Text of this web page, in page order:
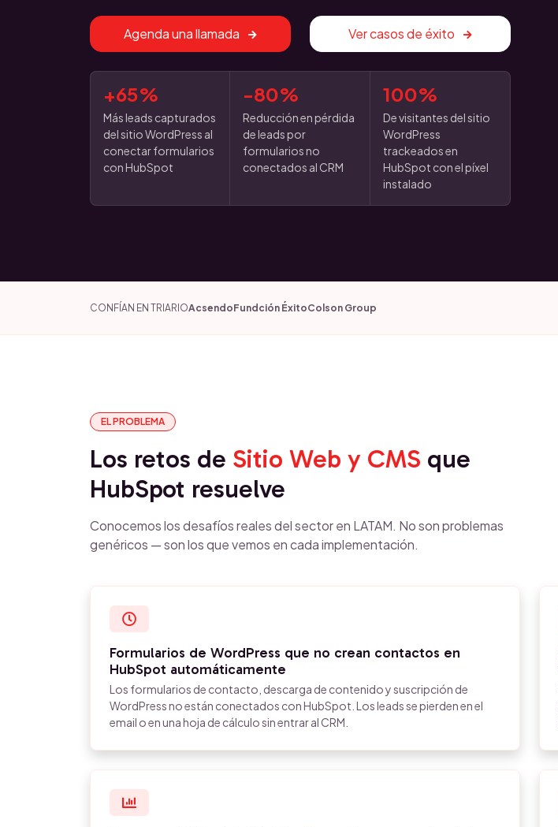
Agenda una llamada Ver casos de éxito
+65%
Más leads capturados
del sitio WordPress al
conectar formularios
con HubSpot
-80%
Reducción en pérdida
de leads por
formularios no
conectados al CRM
100%
De visitantes del sitio
WordPress
trackeados en
HubSpot con el píxel
instalado
CONFÍAN EN TRIARIOAcsendoFundción ÉxitoColson Group
EL PROBLEMA
Los retos de Sitio Web y CMS que
HubSpot resuelve
Conocemos los desafíos reales del sector en LATAM. No son problemas
genéricos — son los que vemos en cada implementación.
Formularios de WordPress que no crean contactos en
HubSpot automáticamente
Los formularios de contacto, descarga de contenido y suscripción de
WordPress no están conectados con HubSpot. Los leads se pierden en el
email o en una hoja de cálculo sin entrar al CRM.